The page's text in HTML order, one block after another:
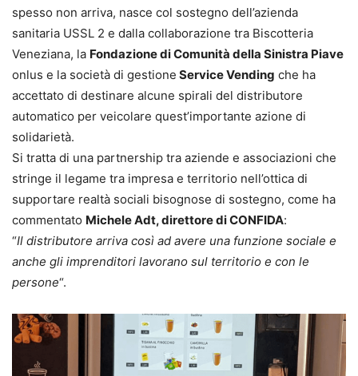
spesso non arriva, nasce col sostegno dell’azienda
sanitaria USSL 2 e dalla collaborazione tra Biscotteria
Veneziana, la Fondazione di Comunità della Sinistra Piave
onlus e la società di gestione Service Vending che ha
accettato di destinare alcune spirali del distributore
automatico per veicolare quest’importante azione di
solidarietà.
Si tratta di una partnership tra aziende e associazioni che
stringe il legame tra impresa e territorio nell’ottica di
supportare realtà sociali bisognose di sostegno, come ha
commentato Michele Adt, direttore di CONFIDA:
“Il distributore arriva così ad avere una funzione sociale e
anche gli imprenditori lavorano sul territorio e con le
persone“.